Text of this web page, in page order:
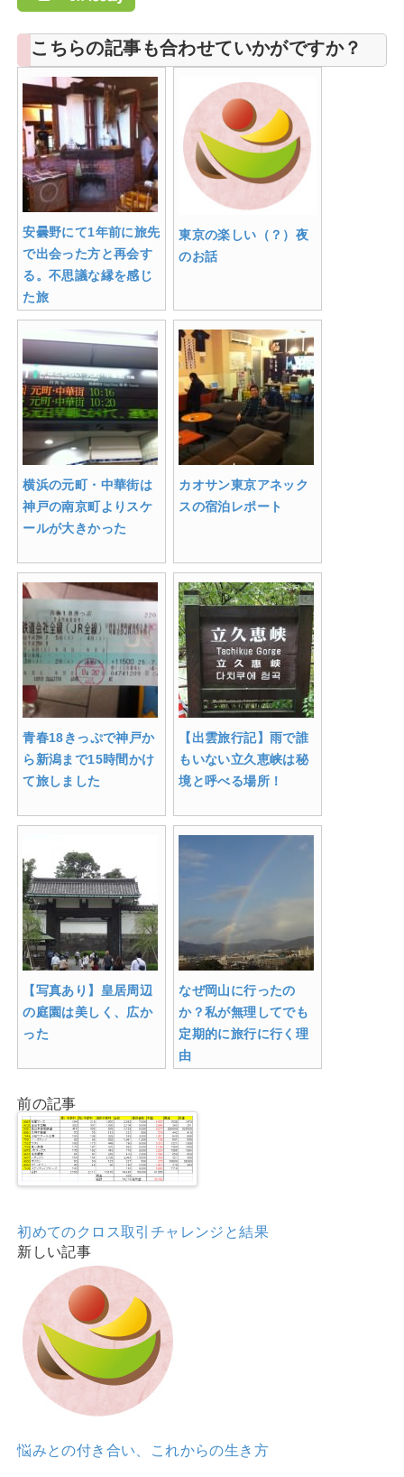
こちらの記事も合わせていかがですか？
安曇野にて1年前に旅先
で出会った方と再会す
る。不思議な縁を感じ
た旅
東京の楽しい（？）夜
のお話
横浜の元町・中華街は
神戸の南京町よりスケ
ールが大きかった
カオサン東京アネック
スの宿泊レポート
青春18きっぷで神戸か
ら新潟まで15時間かけ
て旅しました
【出雲旅行記】雨で誰
もいない立久恵峡は秘
境と呼べる場所！
【写真あり】皇居周辺
の庭園は美しく、広か
った
なぜ岡山に行ったの
か？私が無理してでも
定期的に旅行に行く理
由
前の記事
初めてのクロス取引チャレンジと結果
新しい記事
悩みとの付き合い、これからの生き方